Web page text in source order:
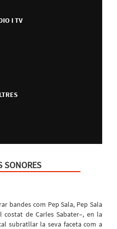
I TV
SONORES
bandes com Pep Sala, Pep Sala
de Carles Sabater–, en la
subratllar la seva faceta com a